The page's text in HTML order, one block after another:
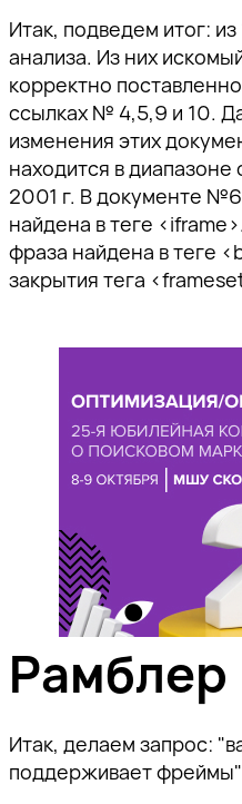
Итак, подведем итог:
анализа. Из них
корректно
ссылках № 4,5,9 и 10.
изменения этих
находится в
2001 г. В документе
найдена в теге
фраза найдена в теге
закрытия тега
Рамблер
Итак, делаем запрос:
поддерживает фреймы"
адрес
перейдя по
адрес
перейдя по
а также
адрес
перейдя по